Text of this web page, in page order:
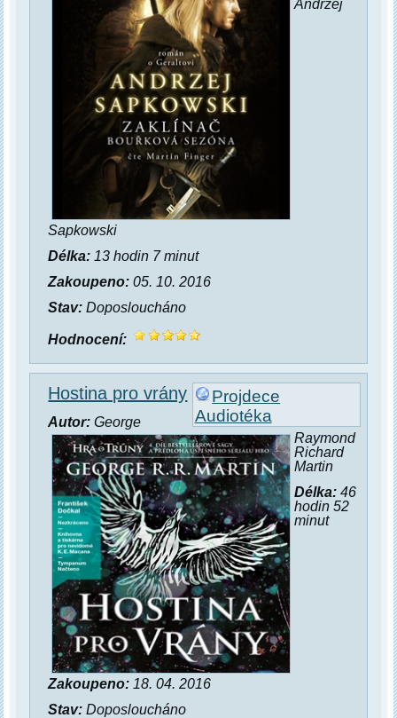
Andrzej
Sapkowski
Délka: 13 hodin 7 minut
Zakoupeno: 05. 10. 2016
Stav: Doposloucháno
Hodnocení:
Projdece
Audiotéka
Hostina pro vrány
Autor: George
Raymond
Richard
Martin
Délka:46
hodin 52
minut
Zakoupeno: 18. 04. 2016
Stav: Doposloucháno